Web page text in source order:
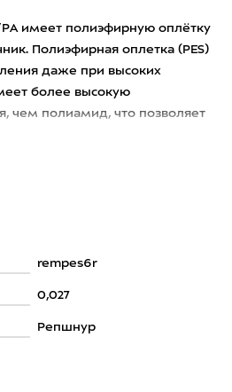
имеет полиэфирную оплётку
Полиэфирная оплетка (PES)
даже при высоких
более высокую
чем полиамид, что позволяет
rempes6r
0,027
Репшнур